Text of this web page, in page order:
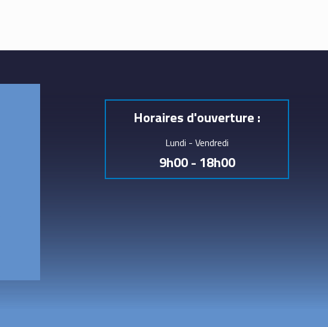
Horaires d'ouverture :
Lundi - Vendredi
9h00 - 18h00